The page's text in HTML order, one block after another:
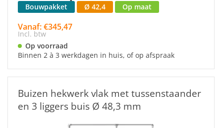
Bouwpakket Ø 42,4 Op maat
Vanaf: €345,47
Incl. btw
Op voorraad
Binnen 2 à 3 werkdagen in huis, of op afspraak
Buizen hekwerk vlak met tussenstaander
en 3 liggers buis Ø 48,3 mm